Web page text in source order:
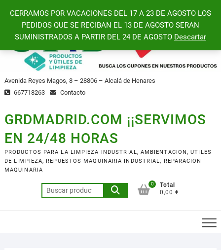
contenido
Avenida Reyes Magos, 8 – 28806 – Alcalá de Henares
667718263
Contacto
GRDMADRID.COM ¡¡SERVIMOS
EN 24/48 HORAS
PRODUCTOS PARA LA LIMPIEZA INDUSTRIAL, AMBIENTACION, UTILES
DE LIMPIEZA, REPUESTOS MAQUINARIA INDUSTRIAL, REPARACION
MAQUINARIA
Buscar
por:
0
Total
0,00 €
CERRAMOS POR VACACIONES DEL 17 A 23 DE AGOSTO LOS
PEDIDOS QUE SE RECIBAN EL 13 DE AGOSTO SERAN
SUMINISTRADOS A PARTIR DEL 24 DE AGOSTO Descartar